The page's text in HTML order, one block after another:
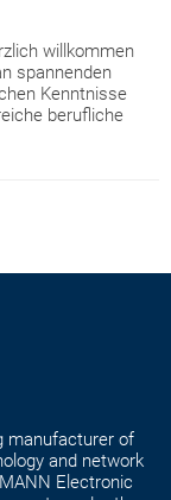
willkommen
spannenden
Kenntnisse
berufliche
manufacturer of
and network
Electronic